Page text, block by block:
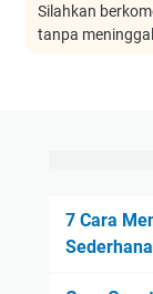
Silahkan
tanpa
7 Cara
Sederhana